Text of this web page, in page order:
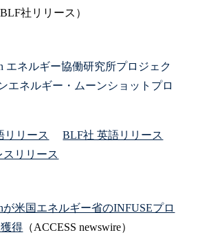
BLF社リリース）
エネルギー協働研究所プロジェク
エネルギー・ムーンショットプロ
リリース
BLF社 英語リリース
リリース
が米国エネルギー省のINFUSEプロ
得 （ACCESS newswire）